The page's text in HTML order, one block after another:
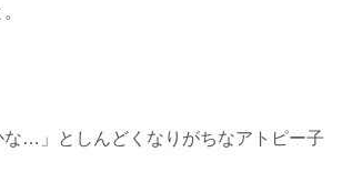
な…」としんどくなりがちなアトピー子